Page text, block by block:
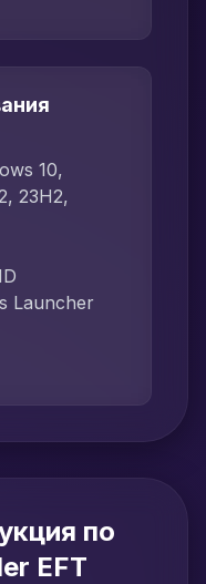
10,
23H2,
Launcher
по
EFT